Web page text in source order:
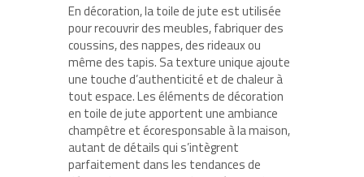
En décoration, la toile de jute est utilisée
pour recouvrir des meubles, fabriquer des
coussins, des nappes, des rideaux ou
même des tapis. Sa texture unique ajoute
une touche d’authenticité et de chaleur à
tout espace. Les éléments de décoration
en toile de jute apportent une ambiance
champêtre et écoresponsable à la maison,
autant de détails qui s’intègrent
parfaitement dans les tendances de